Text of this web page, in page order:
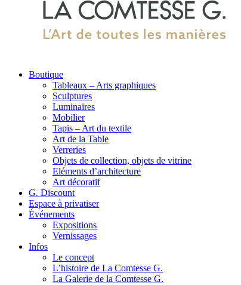
Boutique
Tableaux – Arts graphiques
Sculptures
Luminaires
Mobilier
Tapis – Art du textile
Art de la Table
Verreries
Objets de collection, objets de vitrine
Eléments d’architecture
Art décoratif
G. Discount
Espace à privatiser
Événements
Expositions
Vernissages
Infos
Le concept
L’histoire de La Comtesse G.
La Galerie de la Comtesse G.